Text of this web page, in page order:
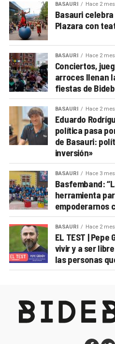
BASAURI Hace 2
Basauri
Plazara con
BASAURI Hace 2
Conciertos,
arroces llenan
fiestas de
BASAURI Hace 2
Eduardo
política pasa
de Basauri:
inversión»
BASAURI Hace 3
Basfemband:
herramienta
empoderarnos
BASAURI Hace 2
EL TEST | Pepe
vivir y a ser
las personas